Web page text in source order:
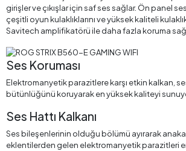
girişler ve çıkışlar için saf ses sağlar. Ön panel
çeşitli oyun kulaklıklarını ve yüksek kaliteli
Savitech amplifikatörü ile daha fazla koruma
Ses Koruması
Elektromanyetik parazitlere karşı etkin kalkan,
bütünlüğünü koruyarak en yüksek kaliteyi
Ses Hattı Kalkanı
Ses bileşenlerinin olduğu bölümü ayırarak
eklentilerden gelen elektromanyetik parazitleri